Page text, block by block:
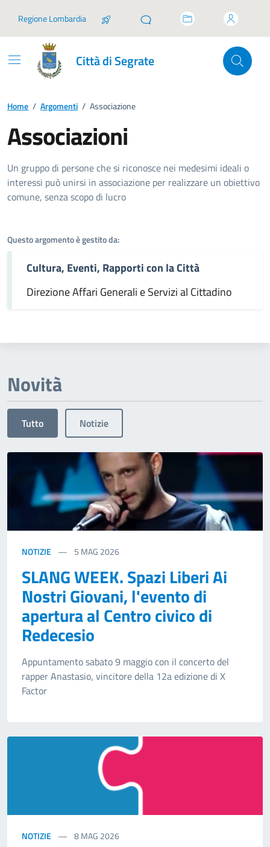
Regione Lombardia
Città di Segrate
Home / Argomenti / Associazione
Associazioni
Dettagli dell'argomento
Un gruppo di persone che si riconosce nei medesimi ideali o
interessi può unirsi in associazione per realizzare un obiettivo
comune, senza scopo di lucro
Questo argomento è gestito da:
Cultura, Eventi, Rapporti con la Città
Direzione Affari Generali e Servizi al Cittadino
Novità
Tutto Notizie
NOTIZIE 5 MAG 2026
SLANG WEEK. Spazi Liberi Ai
Nostri Giovani, l'evento di
apertura al Centro civico di
Redecesio
Appuntamento sabato 9 maggio con il concerto del
rapper Anastasio, vincitore della 12a edizione di X
Factor
NOTIZIE 8MAG 2026